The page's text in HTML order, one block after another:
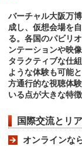
バーチャル大阪万
成し、仮想会場を
る。各国のパビリ
ンテーションや映
タラクティブな仕
ような体験も可能
方通行的な視聴体
いる点が大きな特徴
国際交流とリ
オンラインな